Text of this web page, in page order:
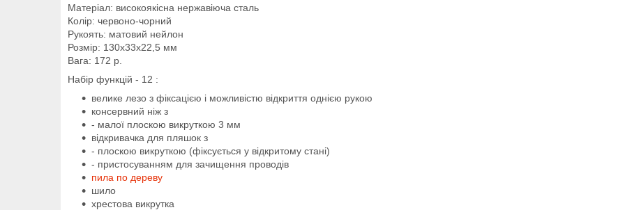
Матеріал: високоякісна нержавіюча сталь
Колір: червоно-чорний
Рукоять: матовий нейлон
Розмір: 130x33x22,5 мм
Вага: 172 р.
Набір функцій - 12 :
велике лезо з фіксацією і можливістю відкриття однією рукою
консервний ніж з
- малої плоскою викруткою 3 мм
відкривачка для пляшок з
- плоскою викруткою (фіксується у відкритому стані)
- пристосуванням для зачищення проводів
пила по дереву
шило
хрестова викрутка